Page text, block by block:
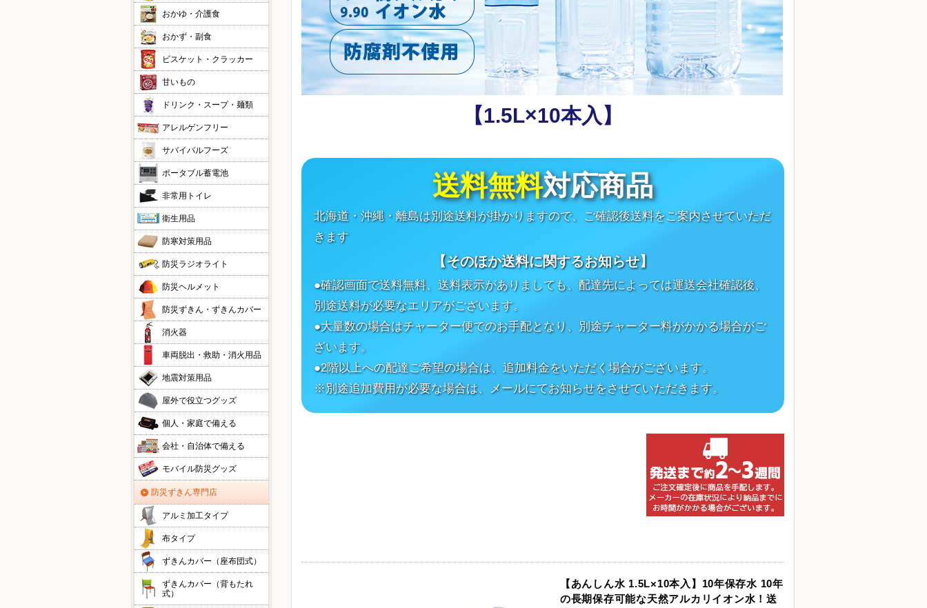
【1.5L×10本入】
送料無料対応商品
北海道・沖縄・離島は別途送料が掛かりますので、ご確認後送料をご案内させていただ
きます
【そのほか送料に関するお知らせ】
●確認画面で送料無料、送料表示がありましても、配達先によっては運送会社確認後、
別途送料が必要なエリアがございます。
●大量数の場合はチャーター便でのお手配となり、別途チャーター料がかかる場合がご
ざいます。
●2階以上への配達ご希望の場合は、追加料金をいただく場合がございます。
※別途追加費用が必要な場合は、メールにてお知らせをさせていただきます。
【あんしん水 1.5L×10本入】10年保存水 10年
の長期保存可能な天然アルカリイオン水！送
おかゆ・介護食
おかず・副食
ビスケット・クラッカー
甘いもの
ドリンク・スープ・麺類
アレルゲンフリー
サバイバルフーズ
ポータブル蓄電池
非常用トイレ
衛生用品
防寒対策用品
防災ラジオライト
防災ヘルメット
防災ずきん・ずきんカバー
消火器
車両脱出・救助・消火用品
地震対策用品
屋外で役立つグッズ
個人・家庭で備える
会社・自治体で備える
モバイル防災グッズ
防災ずきん専門店
アルミ加工タイプ
布タイプ
ずきんカバー（座布団式）
ずきんカバー（背もたれ
式）